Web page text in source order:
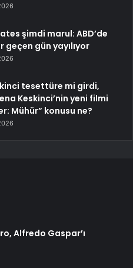
şimdi marul: ABD’de
geçen gün yayılıyor
tesettüre mi girdi,
Keskinci’nin yeni filmi
Mühür” konusu ne?
Alfredo Gaspar’ı